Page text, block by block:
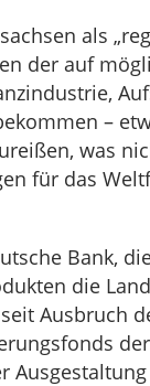
als
der auf
–
was
für das
Bank,
die
Ausbruch